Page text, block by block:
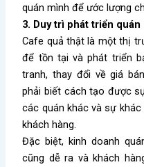
quán mình để ước lượng
3. Duy trì phát triển quán
Cafe quả thật là một thị
để tồn tại và phát triển
tranh, thay đổi về giá
phải biết cách tạo được
các quán khác và sự
khách hàng.
Đặc biệt, kinh doanh
cũng dễ ra và khách